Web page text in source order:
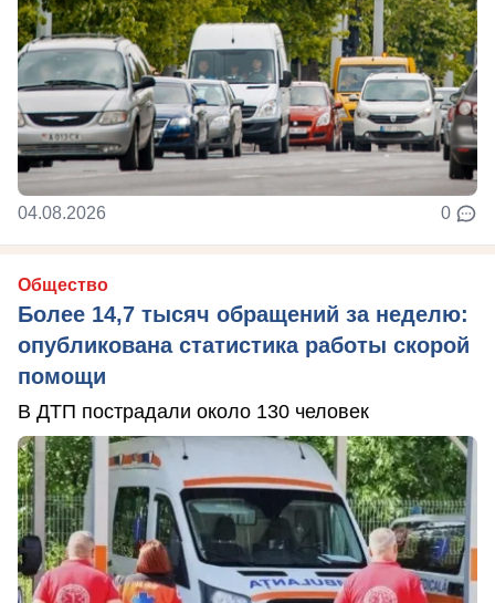
04.08.2026 0
Общество
Более 14,7 тысяч обращений за неделю:
опубликована статистика работы скорой
помощи
В ДТП пострадали около 130 человек